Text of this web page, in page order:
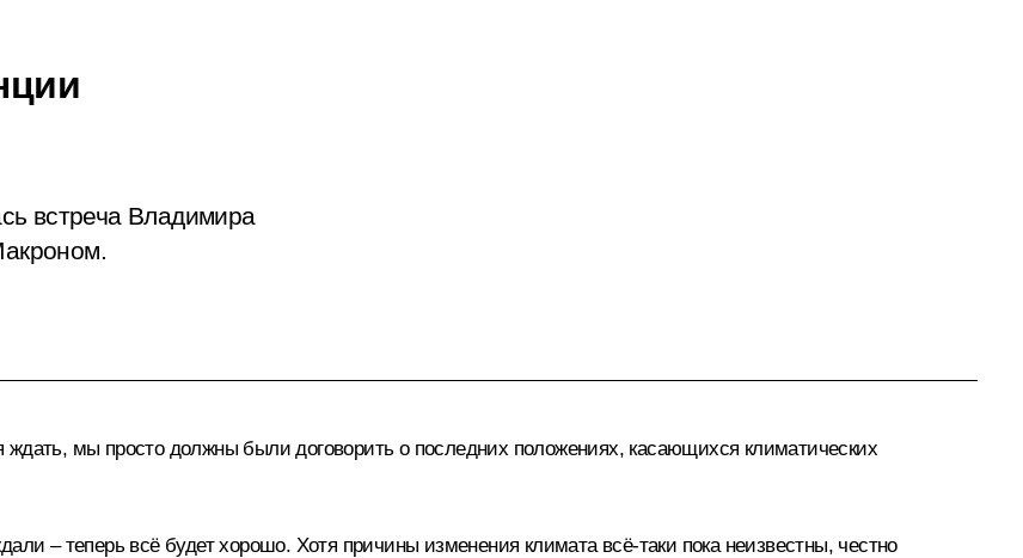
встреча Владимира
ждать, мы просто должны были договорить о последних положениях, касающихся климатических
– теперь всё будет хорошо. Хотя причины изменения климата всё-таки пока неизвестны, честно